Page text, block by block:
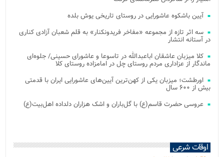
آیین باشکوه عاشورایی در روستای تاریخی یوش بلده
سه اثر تازه از مجموعه «مفاخر فریدونکنار» به قلم شعبان آزادی کناری
در آستانه انتشار
کلا میزبان عاشقان اباعبدالله در تاسوعا و عاشورای حسینی/ جلوه‌ای
ماندگار از عزاداری مردم روستای چل در امامزاده روستای کلا
اورطشت؛ میزبان یکی از کهن‌ترین آیین‌های عاشورایی ایران با قدمتی
بیش از ۶۰۰ سال
عروسی حضرت قاسم(ع) با گل‌باران و اشک هزاران دلداده اهل‌بیت(ع)
اوقات شرعی